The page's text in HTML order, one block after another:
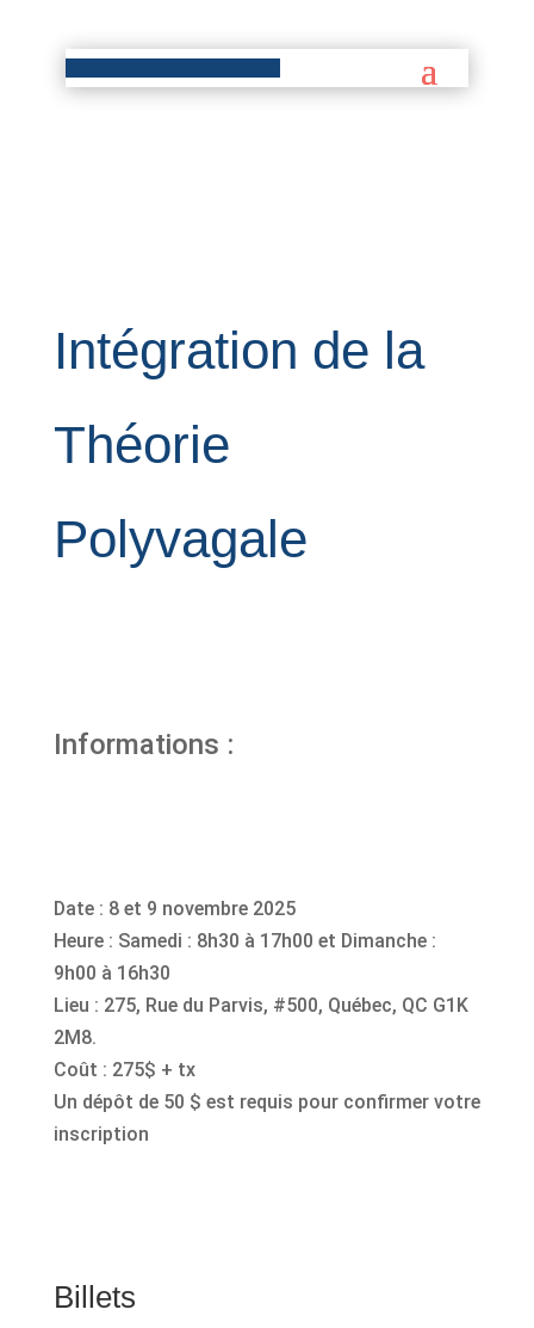
Intégration de la
Théorie
Polyvagale
Informations :
Date : 8 et 9 novembre 2025
Heure : Samedi : 8h30 à 17h00 et Dimanche :
9h00 à 16h30
Lieu : 275, Rue du Parvis, #500, Québec, QC G1K
2M8.
Coût : 275$ + tx
Un dépôt de 50 $ est requis pour confirmer votre
inscription
Billets